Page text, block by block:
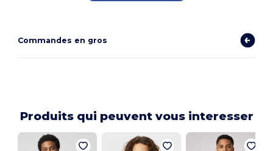
Commandes en gros
Produits qui peuvent vous interesser